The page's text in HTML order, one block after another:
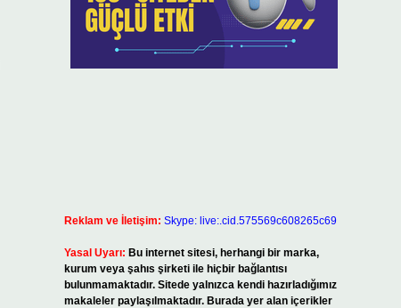
Reklam ve İletişim: Skype: live:.cid.575569c608265c69
Yasal Uyarı: Bu internet sitesi, herhangi bir marka,
kurum veya şahıs şirketi ile hiçbir bağlantısı
bulunmamaktadır. Sitede yalnızca kendi hazırladığımız
makaleler paylaşılmaktadır. Burada yer alan içerikler